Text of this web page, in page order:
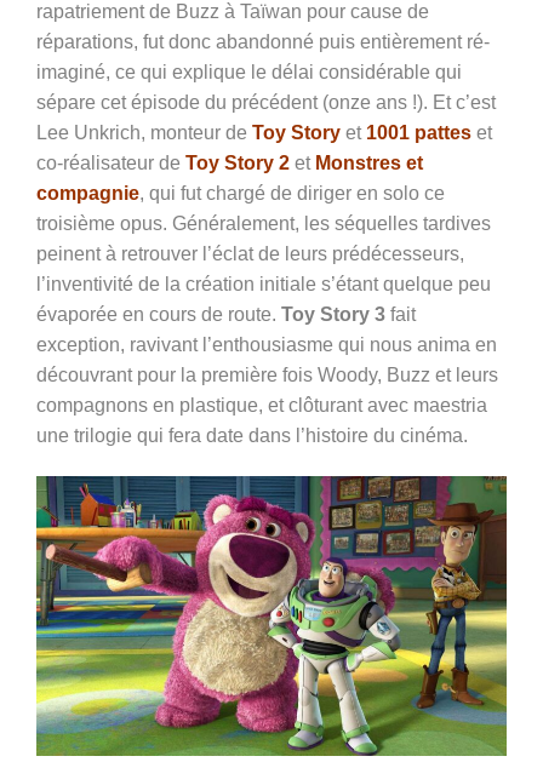
rapatriement de Buzz à Taïwan pour cause de
réparations, fut donc abandonné puis entièrement ré-
imaginé, ce qui explique le délai considérable qui
sépare cet épisode du précédent (onze ans !). Et c’est
Lee Unkrich, monteur de Toy Story et 1001 pattes et
co-réalisateur de Toy Story 2 et Monstres et
compagnie, qui fut chargé de diriger en solo ce
troisième opus. Généralement, les séquelles tardives
peinent à retrouver l’éclat de leurs prédécesseurs,
l’inventivité de la création initiale s’étant quelque peu
évaporée en cours de route. Toy Story 3 fait
exception, ravivant l’enthousiasme qui nous anima en
découvrant pour la première fois Woody, Buzz et leurs
compagnons en plastique, et clôturant avec maestria
une trilogie qui fera date dans l’histoire du cinéma.